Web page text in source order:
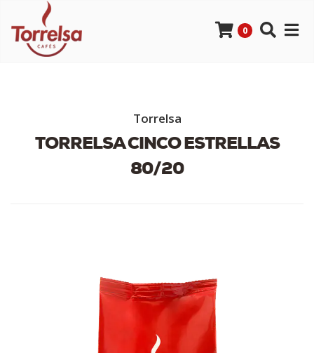
0
Torrelsa
TORRELSA CINCO ESTRELLAS
80/20